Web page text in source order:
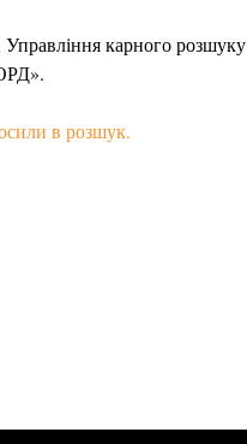
карного розшуку
в розшук.